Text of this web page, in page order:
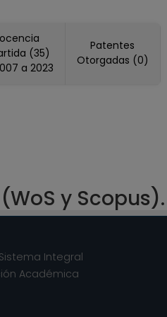
(35)
de 2007 a 2023
Patentes
Otorgadas (0)
y Scopus).
Integral
Académica